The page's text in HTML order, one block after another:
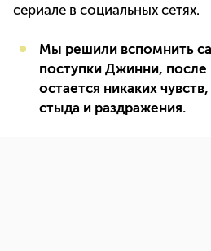
сериале в социальных сетях.
Мы решили вспомнить
поступки Джинни, после
остается никаких
стыда и раздражения.